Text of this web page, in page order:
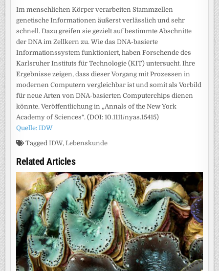
Im menschlichen Körper verarbeiten Stammzellen
genetische Informationen äußerst verlässlich und sehr
schnell. Dazu greifen sie gezielt auf bestimmte Abschnitte
der DNA im Zellkern zu. Wie das DNA-basierte
Informationssystem funktioniert, haben Forschende des
Karlsruher Instituts für Technologie (KIT) untersucht. Ihre
Ergebnisse zeigen, dass dieser Vorgang mit Prozessen in
modernen Computern vergleichbar ist und somit als Vorbild
für neue Arten von DNA-basierten Computerchips dienen
könnte. Veröffentlichung in „Annals of the New York
Academy of Sciences“. (DOI: 10.1111/nyas.15415)
Quelle: IDW
TaggedIDW,Lebenskunde
Related Articles